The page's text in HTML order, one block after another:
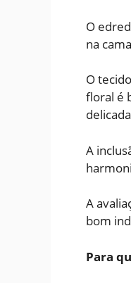
O
na
O
floral é
A
A
bom
Para